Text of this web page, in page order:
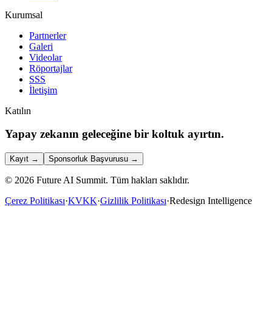
Kurumsal
Partnerler
Galeri
Videolar
Röportajlar
SSS
İletişim
Katılın
Yapay zekanın geleceğine bir koltuk ayırtın.
Kayıt → Sponsorluk Başvurusu →
© 2026 Future AI Summit. Tüm hakları saklıdır.
Çerez Politikası·KVKK·Gizlilik Politikası·Redesign Intelligence